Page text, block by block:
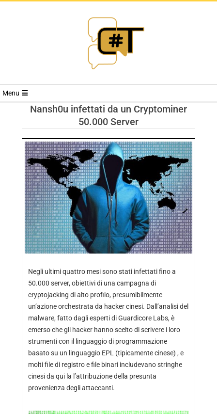
RIVISTA
TRENDS
Menu
Nansh0u infettati da un Cryptominer
50.000 Server
Negli ultimi quattro mesi sono stati infettati fino a
50.000 server, obiettivi di una campagna di
cryptojacking di alto profilo, presumibilmente
un’azione orchestrata da hacker cinesi. Dall’analisi del
malware, fatto dagli esperti di Guardicore Labs, è
emerso che gli hacker hanno scelto di scrivere i loro
strumenti con il linguaggio di programmazione
basato su un linguaggio EPL (tipicamente cinese) , e
molti file di registro e file binari includevano stringhe
cinesi da qui la l’attribuzione della presunta
provenienza degli attaccanti.